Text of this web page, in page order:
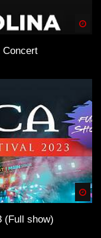
Concert
(Full show)